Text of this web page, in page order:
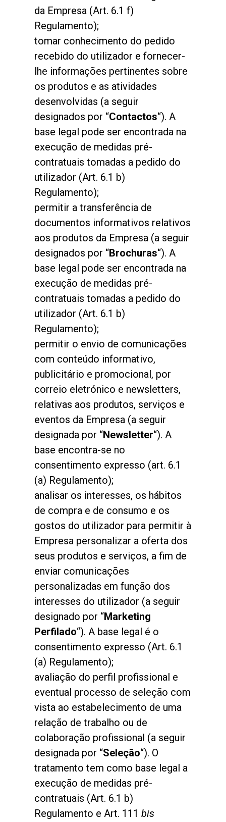
da Empresa (Art. 6.1 f)
Regulamento);
tomar conhecimento do pedido
recebido do utilizador e fornecer-
lhe informações pertinentes sobre
os produtos e as atividades
desenvolvidas (a seguir
designados por “Contactos“). A
base legal pode ser encontrada na
execução de medidas pré-
contratuais tomadas a pedido do
utilizador (Art. 6.1 b)
Regulamento);
permitir a transferência de
documentos informativos relativos
aos produtos da Empresa (a seguir
designados por “Brochuras“). A
base legal pode ser encontrada na
execução de medidas pré-
contratuais tomadas a pedido do
utilizador (Art. 6.1 b)
Regulamento);
permitir o envio de comunicações
com conteúdo informativo,
publicitário e promocional, por
correio eletrónico e newsletters,
relativas aos produtos, serviços e
eventos da Empresa (a seguir
designada por “Newsletter“). A
base encontra-se no
consentimento expresso (art. 6.1
(a) Regulamento);
analisar os interesses, os hábitos
de compra e de consumo e os
gostos do utilizador para permitir à
Empresa personalizar a oferta dos
seus produtos e serviços, a fim de
enviar comunicações
personalizadas em função dos
interesses do utilizador (a seguir
designado por “Marketing
Perfilado“). A base legal é o
consentimento expresso (Art. 6.1
(a) Regulamento);
avaliação do perfil profissional e
eventual processo de seleção com
vista ao estabelecimento de uma
relação de trabalho ou de
colaboração profissional (a seguir
designada por “Seleção“). O
tratamento tem como base legal a
execução de medidas pré-
contratuais (Art. 6.1 b)
Regulamento e Art. 111 bis
Produtos
Notícias
Mais